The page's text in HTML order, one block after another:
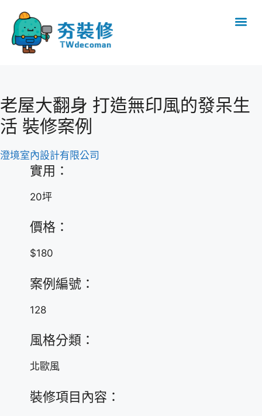
老屋大翻身 打造無印風的發呆生
活 裝修案例
澄境室內設計有限公司
實用：
20坪
價格：
$180
案例編號：
128
風格分類：
北歐風
裝修項目內容：